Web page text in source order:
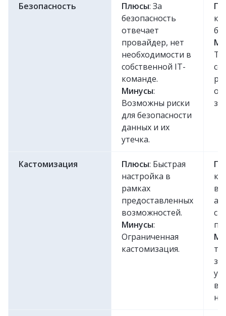
Безопасность Плюсы: За
безопасность
отвечает
провайдер, нет
необходимости в
собственной IT-
команде.
Минусы:
Возможны риски
для безопасности
данных и их
утечка.
Кастомизация Плюсы: Быстрая
настройка в
рамках
предоставленных
возможностей.
Минусы:
Ограниченная
кастомизация.